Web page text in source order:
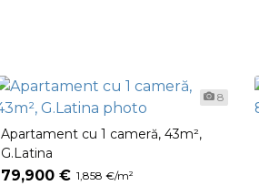
8
Apartament cu 1 cameră, 43m²,
G.Latina
79,900 € 1,858 €/m²